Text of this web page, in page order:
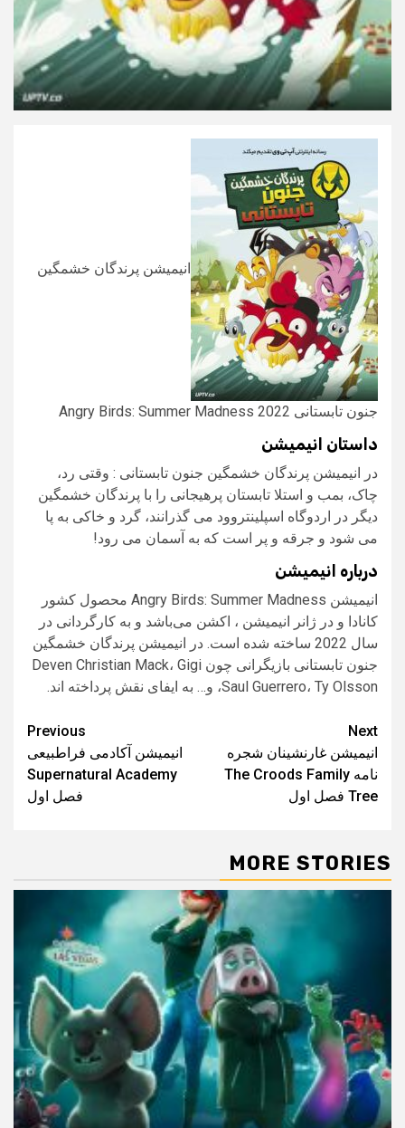
انیمیشن پرندگان خشمگین
جنون تابستانی Angry Birds: Summer Madness 2022
داستان انیمیشن
در انیمیشن پرندگان خشمگین جنون تابستانی : وقتی رد،
چاک، بمب و استلا تابستان پرهیجانی را با پرندگان خشمگین
دیگر در اردوگاه اسپلینتروود می گذرانند، گرد و خاکی به پا
می شود و جرقه و پر است که به آسمان می رود!
درباره انیمیشن
انیمیشن Angry Birds: Summer Madness محصول کشور
کانادا و در ژانر انیمیشن ، اکشن می‌باشد و به کارگردانی در
سال 2022 ساخته شده است. در انیمیشن پرندگان خشمگین
جنون تابستانی بازیگرانی چون Deven Christian Mack، Gigi
Saul Guerrero، Ty Olsson، و… به ایفای نقش پرداخته اند.
Post
navigation
Previous
انیمیشن آکادمی فراطبیعی
Supernatural Academy
فصل اول
Next
انیمیشن غارنشینان شجره‌
نامه The Croods Family
Tree فصل اول
MORE STORIES